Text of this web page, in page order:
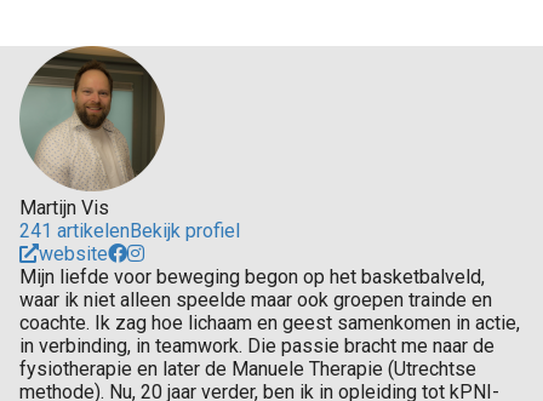
Martijn Vis
241 artikelenBekijk profiel
website
Mijn liefde voor beweging begon op het basketbalveld,
waar ik niet alleen speelde maar ook groepen trainde en
coachte. Ik zag hoe lichaam en geest samenkomen in actie,
in verbinding, in teamwork. Die passie bracht me naar de
fysiotherapie en later de Manuele Therapie (Utrechtse
methode). Nu, 20 jaar verder, ben ik in opleiding tot kPNI-